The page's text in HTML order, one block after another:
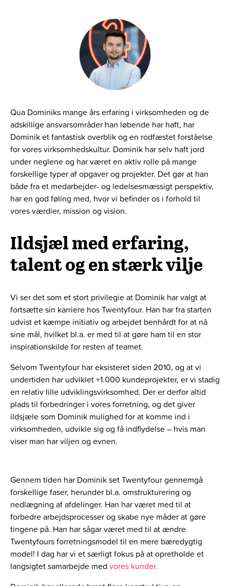
Qua Dominiks mange års erfaring i virksomheden og de
adskillige ansvarsområder han løbende har haft, har
Dominik et fantastisk overblik og en rodfæstet forståelse
for vores virksomhedskultur. Dominik har selv haft jord
under neglene og har været en aktiv rolle på mange
forskellige typer af opgaver og projekter. Det gør at han
både fra et medarbejder- og ledelsesmæssigt perspektiv,
har en god føling med, hvor vi befinder os i forhold til
vores værdier, mission og vision.
Ildsjæl med erfaring,
talent og en stærk vilje
Vi ser det som et stort privilegie at Dominik har valgt at
fortsætte sin karriere hos Twentyfour. Han har fra starten
udvist et kæmpe initiativ og arbejdet benhårdt for at nå
sine mål, hvilket bl.a. er med til at gøre ham til en stor
inspirationskilde for resten af teamet.
Selvom Twentyfour har eksisteret siden 2010, og at vi
undertiden har udviklet +1.000 kundeprojekter, er vi stadig
en relativ lille udviklingsvirksomhed. Der er derfor altid
plads til forbedringer i vores forretning, og det giver
ildsjæle som Dominik mulighed for at komme ind i
virksomheden, udvikle sig og få indflydelse – hvis man
viser man har viljen og evnen.
Gennem tiden har Dominik set Twentyfour gennemgå
forskellige faser, herunder bl.a. omstrukturering og
nedlægning af afdelinger. Han har været med til at
forbedre arbejdsprocesser og skabe nye måder at gøre
tingene på. Han har sågar været med til at ændre
Twentyfours forretningsmodel til en mere bæredygtig
model! I dag har vi et særligt fokus på at opretholde et
langsigtet samarbejde med vores kunder.